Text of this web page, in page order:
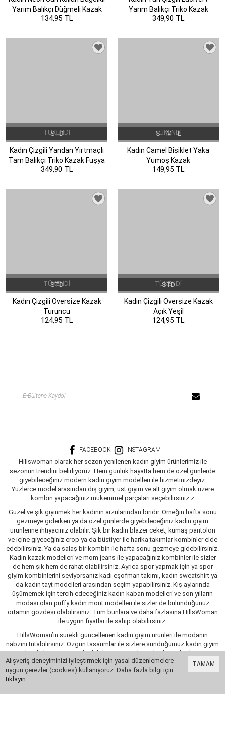
Yarım Balıkçı Düğmeli Kazak
Neon Sarı
134,95 TL
Yarım Balıkçı Triko Kazak
Lacivert
349,90 TL
TÜKENDI
STD
Kadın Çizgili Yandan Yırtmaçlı
Tam Balıkçı Triko Kazak Fuşya
349,90 TL
TÜKENDI
S M L
Kadın Camel Bisiklet Yaka
Yumoş Kazak
149,95 TL
TÜKENDI
STD
Kadın Çizgili Oversize Kazak
Turuncu
124,95 TL
TÜKENDI
STD
Kadın Çizgili Oversize Kazak
Açık Yeşil
124,95 TL
FACEBOOK INSTAGRAM
Hillswoman olarak her sezon yenilenen kadın giyim ürünlerimiz ile
sezonun trendini belirliyoruz. Hem günlük hayatta hem de özel günlerde
giyebileceğiniz modern kadın giyim modelleri ile hizmetinizdeyiz.
Yüzlerce model arasından dış giyim, üst giyim ve alt giyim olmak üzere
kombin yapacağınız mükemmel parçaları seçebilirsiniz.z
Güzel ve şık giyinmek her kadının arzularından biridir. Örneğin hafta sonu
gezmeye giderken ya da özel günlerde giyebileceğiniz kadın giyim
ürünlerine ihtiyacınız olabilir. Şık bir kadın blazer ceket, kumaş pantolon
ve içine giyeceğiniz crop ya da büstiyer ile harika takımlar kombinler elde
edebilirsiniz. Ya da salaş bir kombin ile hafta sonu gezmeye gidebilirsiniz.
Kadın kazak modelleri ve mom jeans ile yapacağınız kombinler ile sizler
de hem şık hem de rahat olabilirsiniz. Ayrıca spor yapmak için ya spor
giyim kombinlerini seviyorsanız kadı eşofman takımı, kadın sweatshirt ya
da kadın tayt modelleri arasından seçim yapabilirsiniz. Kış aylarında
üşümemek için tercih edeceğiniz kadın kaban modelleri ve son yılların
modası olan puffy kadın mont modelleri ile sizler de bulunduğunuz
ortamın gözdesi olabilirsiniz. Tüm bunlara ve daha fazlasına HillsWoman
ile uygun fiyatlar ile sahip olabilirsiniz.
HillsWoman’ın sürekli güncellenen kadın giyim ürünleri ile modanın
nabzını tutabilirsiniz. Özgün tasarımlar ile sizlere sunduğumuz kadın giyim
ürünleri ile her mevsim şık olabilirsiniz. Sıcak günlerde üst kadın giyim
ürünü olarak tercih edebileceğiniz tasarım kadın tişört modelleri ile kadın
gömlek modelleri tam size göredir. Bahar ve yaz aylarında gezmeye
çıkarken tercih edeceğiniz kadın şort modelleri ve salaş tişört modelleri
TAMAM
Alışveriş deneyiminizi iyileştirmek için yasal düzenlemelere
uygun çerezler (cookies) kullanıyoruz. Daha fazla bilgi için
tıklayın.